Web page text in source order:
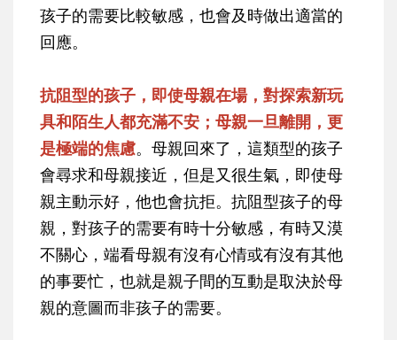
孩子的需要比較敏感，也會及時做出適當的
回應。
抗阻型的孩子，即使母親在場，對探索新玩
具和陌生人都充滿不安；母親一旦離開，更
是極端的焦慮。母親回來了，這類型的孩子
會尋求和母親接近，但是又很生氣，即使母
親主動示好，他也會抗拒。抗阻型孩子的母
親，對孩子的需要有時十分敏感，有時又漠
不關心，端看母親有沒有心情或有沒有其他
的事要忙，也就是親子間的互動是取決於母
親的意圖而非孩子的需要。